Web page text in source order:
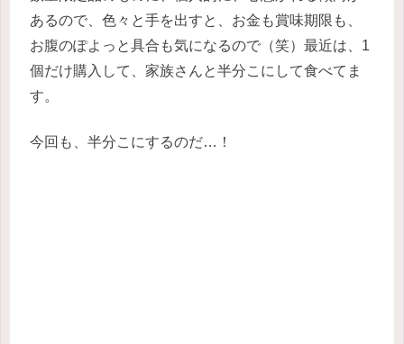
あるので、色々と手を出すと、お金も賞味期限も、
お腹のぽよっと具合も気になるので（笑）最近は、1
個だけ購入して、家族さんと半分こにして食べてま
す。
今回も、半分こにするのだ…！